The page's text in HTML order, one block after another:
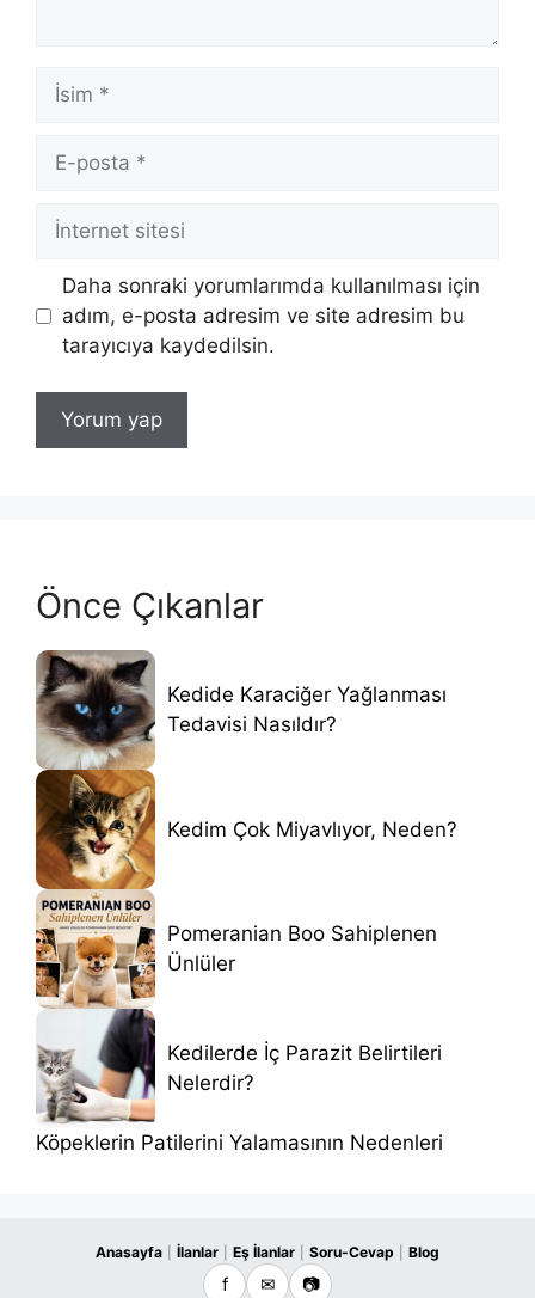
İsim
posta
İnternet
Daha sonraki yorumlarımda kullanılması için
adım, e-posta adresim ve site adresim bu
tarayıcıya kaydedilsin.
Önce Çıkanlar
Kedide Karaciğer Yağlanması
Tedavisi Nasıldır?
Kedim Çok Miyavlıyor, Neden?
Pomeranian Boo Sahiplenen
Ünlüler
Kedilerde İç Parazit Belirtileri
Nelerdir?
Köpeklerin Patilerini Yalamasının Nedenleri
Anasayfa İlanlar Eş İlanlar Soru-Cevap Blog
f ✉ 📷